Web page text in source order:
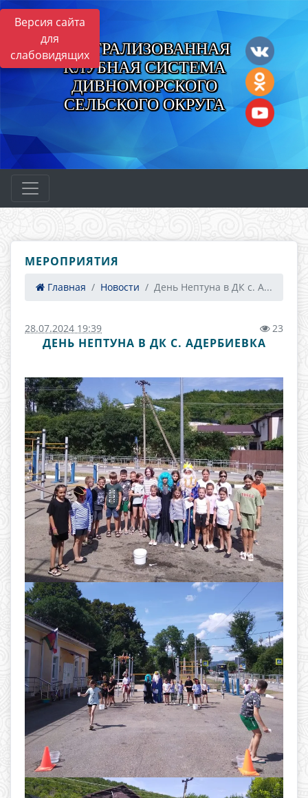
Версия сайта
для
слабовидящихЦЕНТРАЛИЗОВАННАЯ
КЛУБНАЯ СИСТЕМА
ДИВНОМОРСКОГО
СЕЛЬСКОГО ОКРУГА
МЕРОПРИЯТИЯ
Главная Новости День Нептуна в ДК с. А...
28.07.2024 19:39 23
ДЕНЬ НЕПТУНА В ДК С. АДЕРБИЕВКА